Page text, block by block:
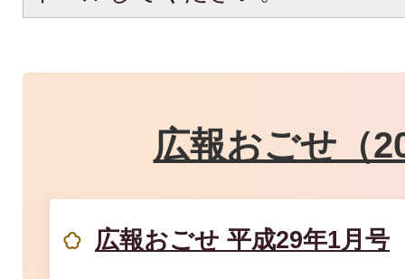
広報おごせ（
広報おごせ 平成29年1月号